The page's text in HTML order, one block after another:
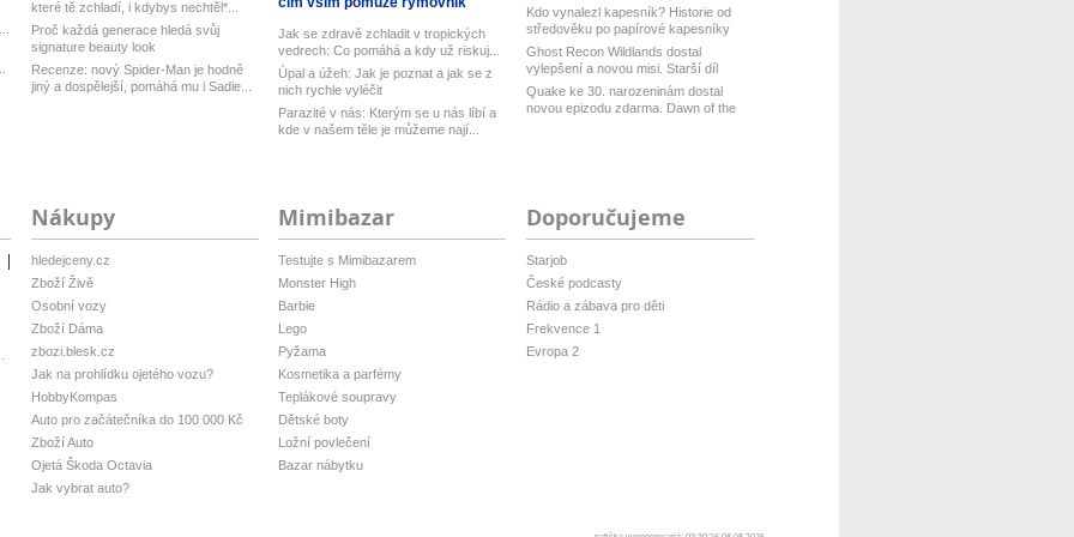
které tě zchladí, i kdybys nechtěl*...
Proč každá generace hledá svůj
signature beauty look
Recenze: nový Spider-Man je hodně
jiný a dospělejší, pomáhá mu i Sadie...
Jak se zdravě zchladit v tropických
vedrech: Co pomáhá a kdy už riskuj...
Úpal a úžeh: Jak je poznat a jak se z
nich rychle vyléčit
Parazité v nás: Kterým se u nás líbí a
kde v našem těle je můžeme nají...
Kdo vynalezl kapesník? Historie od
středověku po papírové kapesníky
Ghost Recon Wildlands dostal
vylepšení a novou misi. Starší díl
Ubisof...
Quake ke 30. narozeninám dostal
novou epizodu zdarma. Dawn of the
Nákupy
hledejceny.cz
Zboží Živě
Osobní vozy
Zboží Dáma
zbozi.blesk.cz
Jak na prohlídku ojetého vozu?
HobbyKompas
Auto pro začátečníka do 100 000 Kč
Zboží Auto
Ojetá Škoda Octavia
Jak vybrat auto?
Mimibazar
Testujte s Mimibazarem
Monster High
Barbie
Lego
Pyžama
Kosmetika a parfémy
Teplákové soupravy
Dětské boty
Ložní povlečení
Bazar nábytku
Doporučujeme
Starjob
České podcasty
Rádio a zábava pro děti
Frekvence 1
Evropa 2